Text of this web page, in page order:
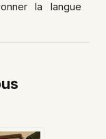
la langue